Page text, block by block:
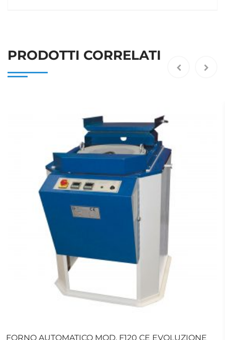
PRODOTTI CORRELATI
FORNO AUTOMATICO MOD. F120 CE EVOLUZIONE